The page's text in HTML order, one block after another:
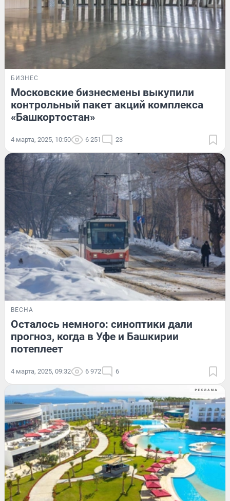
БИЗНЕС
Московские бизнесмены выкупили
контрольный пакет акций комплекса
«Башкортостан»
4 марта, 2025, 10:50 6 251 23
ВЕСНА
Осталось немного: синоптики дали
прогноз, когда в Уфе и Башкирии
потеплеет
4 марта, 2025, 09:32 6 972 6